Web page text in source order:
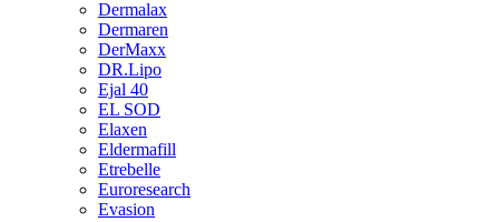
Dermalax
Dermaren
DerMaxx
DR.Lipo
Ejal 40
EL SOD
Elaxen
Eldermafill
Etrebelle
Euroresearch
Evasion